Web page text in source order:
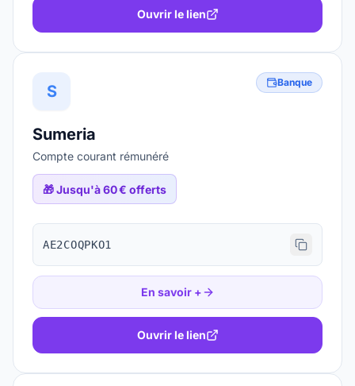
Ouvrir le lien
S Banque
Sumeria
Compte courant rémunéré
🎁Jusqu'à 60 € offerts
AE2COQPKO1
En savoir +
Ouvrir le lien